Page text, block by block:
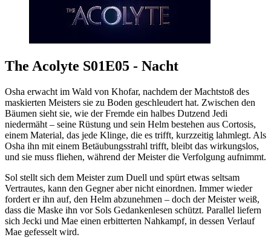
The Acolyte S01E05 - Nacht
Osha erwacht im Wald von Khofar, nachdem der Machtstoß des
maskierten Meisters sie zu Boden geschleudert hat. Zwischen den
Bäumen sieht sie, wie der Fremde ein halbes Dutzend Jedi
niedermäht – seine Rüstung und sein Helm bestehen aus Cortosis,
einem Material, das jede Klinge, die es trifft, kurzzeitig lahmlegt. Als
Osha ihn mit einem Betäubungsstrahl trifft, bleibt das wirkungslos,
und sie muss fliehen, während der Meister die Verfolgung aufnimmt.
Sol stellt sich dem Meister zum Duell und spürt etwas seltsam
Vertrautes, kann den Gegner aber nicht einordnen. Immer wieder
fordert er ihn auf, den Helm abzunehmen – doch der Meister weiß,
dass die Maske ihn vor Sols Gedankenlesen schützt. Parallel liefern
sich Jecki und Mae einen erbitterten Nahkampf, in dessen Verlauf
Mae gefesselt wird.